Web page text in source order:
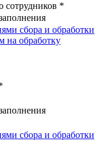
сотрудников *
сбора и обработки
на обработку
сбора и обработки